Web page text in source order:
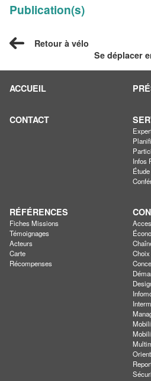
Publication(s)
Retour à vélo
Se déplacer
ACCUEIL
CONTACT
Infos
Étude
RÉFÉRENCES
Fiches Missions
Témoignages
Acteurs
Carte
Récompenses